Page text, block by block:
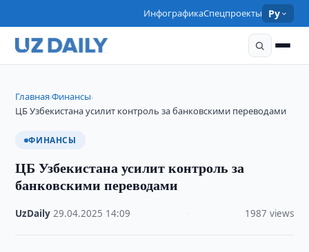
ИнфографикаСпецпроекты Ру
Главная›Финансы›
ЦБ Узбекистана усилит контроль за банковскими переводами
ФИНАНСЫ
ЦБ Узбекистана усилит контроль за
банковскими переводами
UzDaily ·29.04.2025 14:09 1987 views